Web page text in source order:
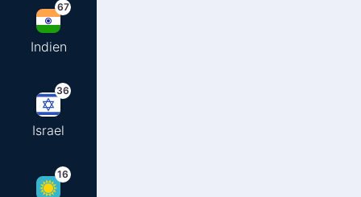
67
Indien
36
Israel
16